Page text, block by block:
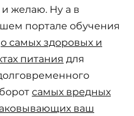
желаю. Ну а в
портале обучения
о самых здоровых и
питания для
самых вредных
ваш